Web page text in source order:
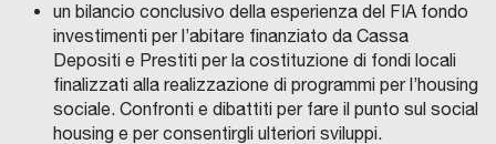
un bilancio conclusivo della esperienza del FIA fondo
investimenti per l’abitare finanziato da Cassa
Depositi e Prestiti per la costituzione di fondi locali
finalizzati alla realizzazione di programmi per l’housing
sociale. Confronti e dibattiti per fare il punto sul social
housing e per consentirgli ulteriori sviluppi.